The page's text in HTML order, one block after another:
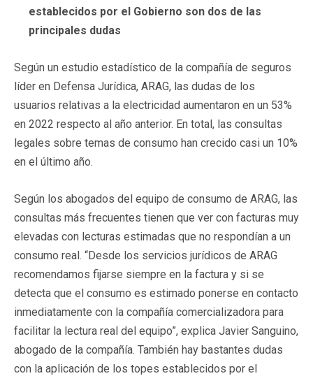
establecidos por el Gobierno son dos de las
principales dudas
Según un estudio estadístico de la compañía de seguros
líder en Defensa Jurídica, ARAG, las dudas de los
usuarios relativas a la electricidad aumentaron en un 53%
en 2022 respecto al año anterior. En total, las consultas
legales sobre temas de consumo han crecido casi un 10%
en el último año.
Según los abogados del equipo de consumo de ARAG, las
consultas más frecuentes tienen que ver con facturas muy
elevadas con lecturas estimadas que no respondían a un
consumo real. “Desde los servicios jurídicos de ARAG
recomendamos fijarse siempre en la factura y si se
detecta que el consumo es estimado ponerse en contacto
inmediatamente con la compañía comercializadora para
facilitar la lectura real del equipo”, explica Javier Sanguino,
abogado de la compañía. También hay bastantes dudas
con la aplicación de los topes establecidos por el